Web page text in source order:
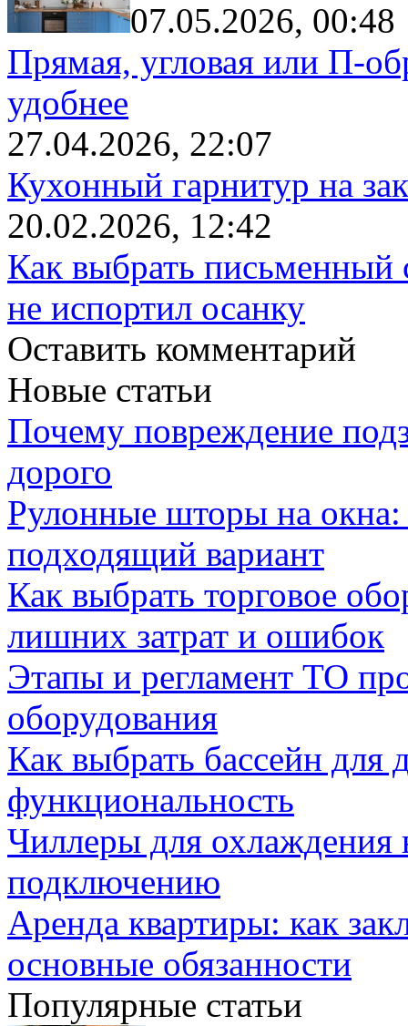
07.05.2026, 00:48
Прямая, угловая или П-
удобнее
27.04.2026, 22:07
Кухонный гарнитур на
20.02.2026, 12:42
Как выбрать письменный
не испортил осанку
Оставить комментарий
Новые статьи
Почему повреждение
дорого
Рулонные шторы на
подходящий вариант
Как выбрать торговое
лишних затрат и ошибок
Этапы и регламент ТО
оборудования
Как выбрать бассейн для
функциональность
Чиллеры для охлаждения
подключению
Аренда квартиры: как
основные обязанности
Популярные статьи